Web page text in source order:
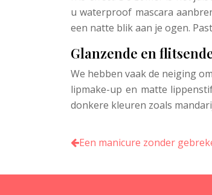
u waterproof mascara
een natte blik aan je ogen.
Glanzende en
We hebben vaak de neiging
lipmake-up en matte
donkere kleuren zoals
Een manicure zonder